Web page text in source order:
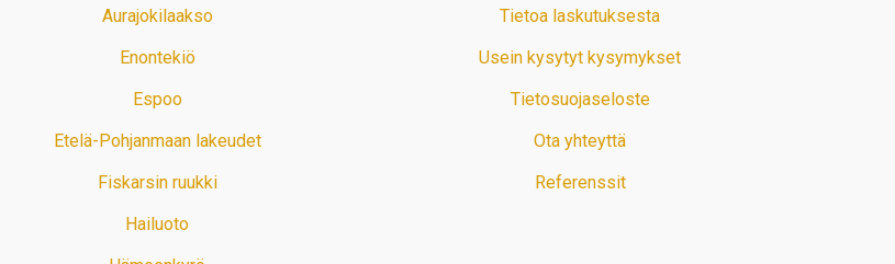
Aurajokilaakso
Enontekiö
Espoo
Etelä-Pohjanmaan lakeudet
Fiskarsin ruukki
Hailuoto
Tietoa laskutuksesta
Usein kysytyt kysymykset
Tietosuojaseloste
Ota yhteyttä
Referenssit